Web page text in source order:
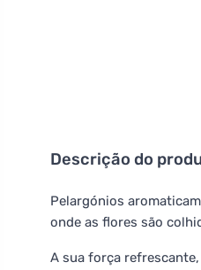
Descrição do
Pelargónios
onde as flores são
A sua força